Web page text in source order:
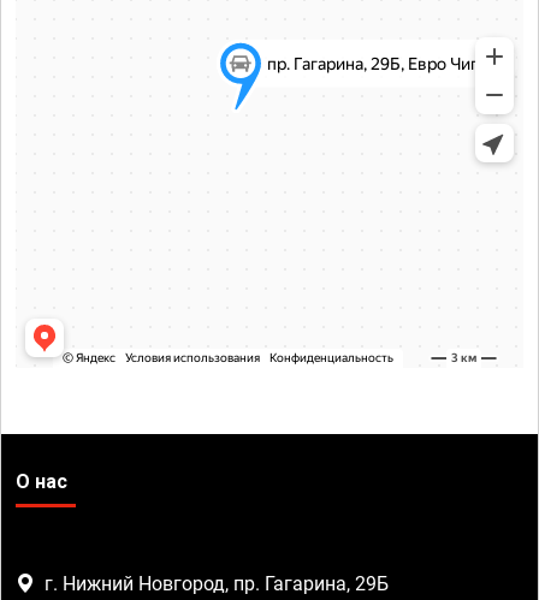
О нас
г. Нижний Новгород, пр. Гагарина, 29Б